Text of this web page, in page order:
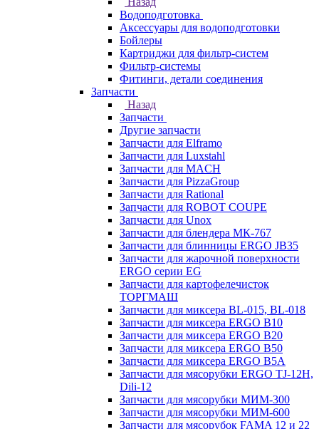
Водоподготовка
Аксессуары для водоподготовки
Бойлеры
Картриджи для фильтр-систем
Фильтр-системы
Фитинги, детали соединения
Запчасти
Назад
Запчасти
Другие запчасти
Запчасти для Elframo
Запчасти для Luxstahl
Запчасти для MACH
Запчасти для PizzaGroup
Запчасти для Rational
Запчасти для ROBOT COUPE
Запчасти для Unox
Запчасти для блендера МК-767
Запчасти для блинницы ERGO JB35
Запчасти для жарочной поверхности
ERGO серии EG
Запчасти для картофелечисток
ТОРГМАШ
Запчасти для миксера BL-015, BL-018
Запчасти для миксера ERGO B10
Запчасти для миксера ERGO B20
Запчасти для миксера ERGO B50
Запчасти для миксера ERGO B5A
Запчасти для мясорубки ERGO TJ-12H,
Dili-12
Запчасти для мясорубки МИМ-300
Запчасти для мясорубки МИМ-600
Запчасти для мясорубок FAMA 12 и 22